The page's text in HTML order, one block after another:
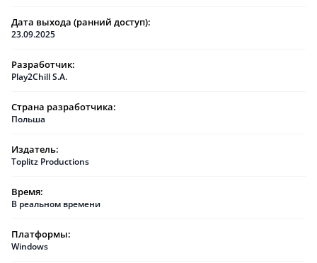
Дата выхода (ранний доступ):
23.09.2025
Разработчик:
Play2Chill S.A.
Страна разработчика:
Польша
Издатель:
Toplitz Productions
Время:
В реальном времени
Платформы:
Windows